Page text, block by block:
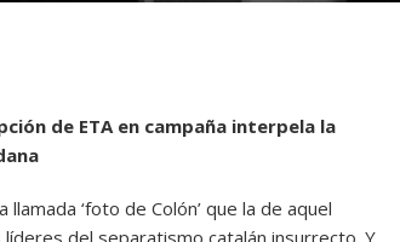
de ETA en campaña interpela la
‘foto de Colón’ que la de aquel
del separatismo catalán insurrecto. Y